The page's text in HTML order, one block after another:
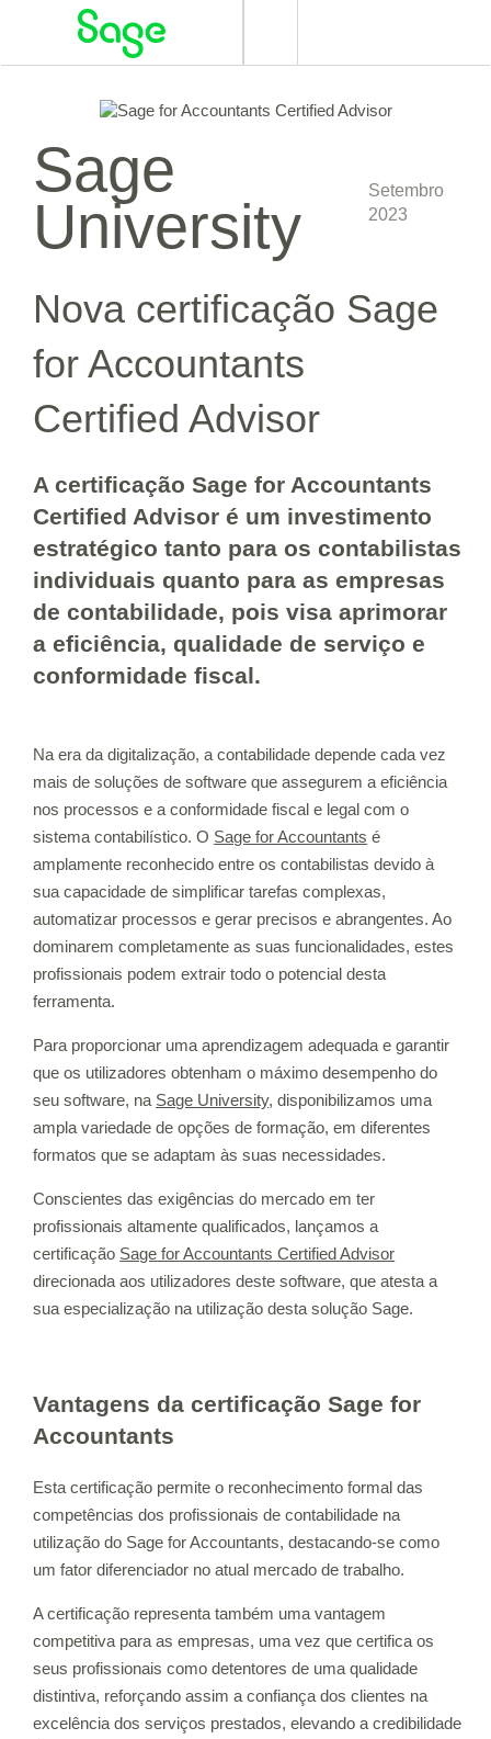
Alternar
navegação
Sage
University
Setembro
2023
Nova certificação Sage
for Accountants
Certified Advisor
A certificação Sage for Accountants
Certified Advisor é um investimento
estratégico tanto para os contabilistas
individuais quanto para as empresas
de contabilidade, pois visa aprimorar
a eficiência, qualidade de serviço e
conformidade fiscal.
Na era da digitalização, a contabilidade depende cada vez
mais de soluções de software que assegurem a eficiência
nos processos e a conformidade fiscal e legal com o
sistema contabilístico. O Sage for Accountants é
amplamente reconhecido entre os contabilistas devido à
sua capacidade de simplificar tarefas complexas,
automatizar processos e gerar precisos e abrangentes. Ao
dominarem completamente as suas funcionalidades, estes
profissionais podem extrair todo o potencial desta
ferramenta.
Para proporcionar uma aprendizagem adequada e garantir
que os utilizadores obtenham o máximo desempenho do
seu software, na Sage University, disponibilizamos uma
ampla variedade de opções de formação, em diferentes
formatos que se adaptam às suas necessidades.
Conscientes das exigências do mercado em ter
profissionais altamente qualificados, lançamos a
certificação Sage for Accountants Certified Advisor
direcionada aos utilizadores deste software, que atesta a
sua especialização na utilização desta solução Sage.
Vantagens da certificação Sage for
Accountants
Esta certificação permite o reconhecimento formal das
competências dos profissionais de contabilidade na
utilização do Sage for Accountants, destacando-se como
um fator diferenciador no atual mercado de trabalho.
A certificação representa também uma vantagem
competitiva para as empresas, uma vez que certifica os
seus profissionais como detentores de uma qualidade
distintiva, reforçando assim a confiança dos clientes na
excelência dos serviços prestados, elevando a credibilidade